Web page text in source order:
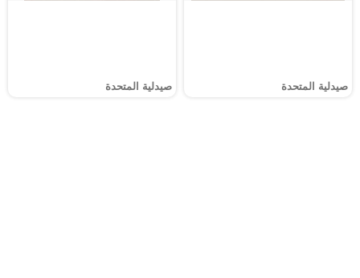
صيدلية المتحدة صيدلية المتحدة